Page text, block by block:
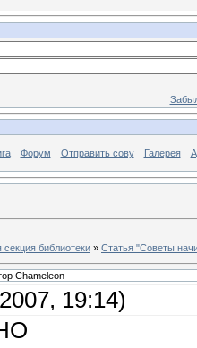
Форум Отправить сову Галерея
секция библиотеки » Статья "Советы
Chameleon
19:14)